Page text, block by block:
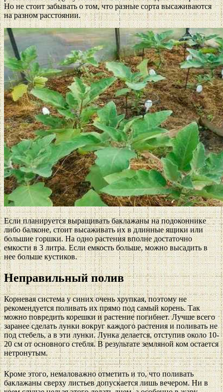
Но не стоит забывать о том, что разные сорта высаживаются
на разном расстоянии.
Если планируется выращивать баклажаны на подоконнике
либо балконе, стоит высаживать их в длинные ящики или
большие горшки. На одно растения вполне достаточно
емкости в 3 литра. Если емкость больше, можно высадить в
нее больше кустиков.
Неправильный полив
Корневая система у синих очень хрупкая, поэтому не
рекомендуется поливать их прямо под самый корень. Так
можно повредить корешки и растение погибнет. Лучше всего
заранее сделать лунки вокруг каждого растения и поливать не
под стебель, а в эти лунки. Лунка делается, отступив около 10-
20 см от основного стебля. В результате земляной ком остается
нетронутым.
Кроме этого, немаловажно отметить и то, что поливать
баклажаны сверху листьев допускается лишь вечером. Ни в